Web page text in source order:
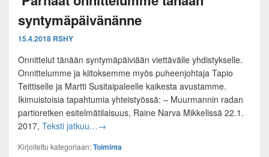
syntymäpäivänänne
15.4.2018 RSHY
Onnittelut tänään syntymäpäiviään viettävälle yhdistykselle.
Onnittelumme ja kiitoksemme myös puheenjohtaja Tapio
Teittiselle ja Martti Susitaipaleelle kaikesta avustamme.
Ikimuistoisia tapahtumia yhteistyössä: – Muurmannin radan
partioretken esitelmätilaisuus, Raine Narva Mikkelissä 22.1.
2017, Teksti jatkuu…Kaakkois-Suomen Viestikilta – Parhaat
→
Kirjoitettu kategoriaan:Toiminta